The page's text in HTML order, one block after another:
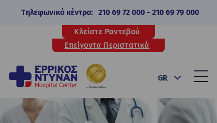
Τηλεφωνικό κέντρο: 210 69 72 000- 210 69 79 000
Κλείστε Ραντεβού
Επείγοντα Περιστατικά
GR